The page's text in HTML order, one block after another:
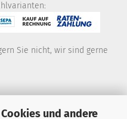
und andere
Sie nicht, wir sind gerne